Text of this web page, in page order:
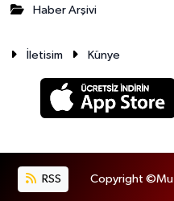
Haber Arşivi
İletisim Künye
RSS Copyright